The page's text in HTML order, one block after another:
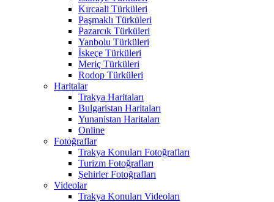
Kırcaali Türküleri
Paşmaklı Türküleri
Pazarcık Türküleri
Yanbolu Türküleri
İskeçe Türküleri
Meriç Türküleri
Rodop Türküleri
Haritalar
Trakya Haritaları
Bulgaristan Haritaları
Yunanistan Haritaları
Online
Fotoğraflar
Trakya Konuları Fotoğrafları
Turizm Fotoğrafları
Şehirler Fotoğrafları
Videolar
Trakya Konuları Videoları